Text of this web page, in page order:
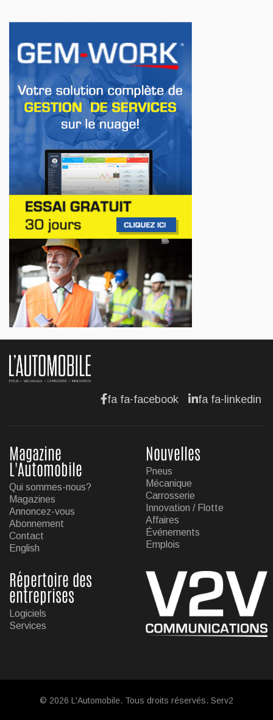
INNOVATION / FLOTTE
en Europe
Jul 22, 2026
AFFAIRES
Premier contact avec le Lotus Eletre
Jul 14, 2026
AFFAIRES
Lotus célèbre l'arrivée de ses Eletre au
Canada
Jul 13, 2026
AFFAIRES
Maserati se recherche un partenaire
Jul 12, 2026
AFFAIRES
Hyundai dévoile sa nouvelle Elantra
Jul 11, 2026
fa fa-facebook fa fa-linkedin
Magazine
L'Automobile
Qui sommes-nous?
Magazines
Annoncez-vous
Abonnement
Contact
English
Nouvelles
Pneus
Mécanique
Carrosserie
Innovation / Flotte
Affaires
Événements
Emplois
Répertoire des
entreprises
Logiciels
Services
© 2026 L'Automobile. Tous droits réservés. Serv2